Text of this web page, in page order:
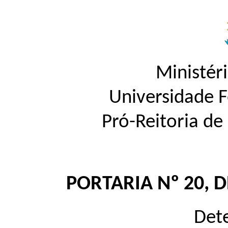
Universidade
Pró-Reitoria de
PORTARIA Nº 20,